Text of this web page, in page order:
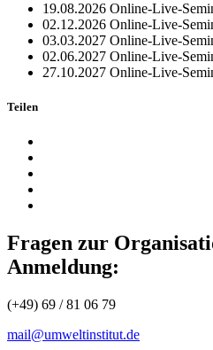
19.08.2026 Online-Live-
02.12.2026 Online-Live-
03.03.2027 Online-Live-
02.06.2027 Online-Live-
27.10.2027 Online-Live-
Teilen
Fragen zur
Anmeldung:
(+49) 69 / 81 06 79
mail@umweltinstitut.de